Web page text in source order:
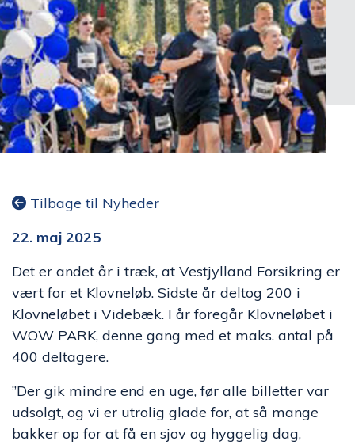
Tilbage til Nyheder
22. maj 2025
Det er andet år i træk, at Vestjylland Forsikring er
vært for et Klovneløb. Sidste år deltog 200 i
Klovneløbet i Videbæk. I år foregår Klovneløbet i
WOW PARK, denne gang med et maks. antal på
400 deltagere.
”Der gik mindre end en uge, før alle billetter var
udsolgt, og vi er utrolig glade for, at så mange
bakker op for at få en sjov og hyggelig dag,